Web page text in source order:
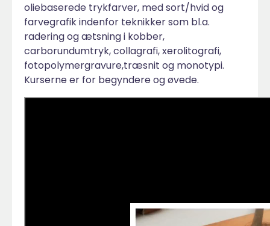
oliebaserede trykfarver, med sort/hvid og
farvegrafik indenfor teknikker som bl.a.
radering og ætsning i kobber,
carborundumtryk, collagrafi, xerolitografi,
fotopolymergravure,træsnit og monotypi.
Kurserne er for begyndere og øvede.